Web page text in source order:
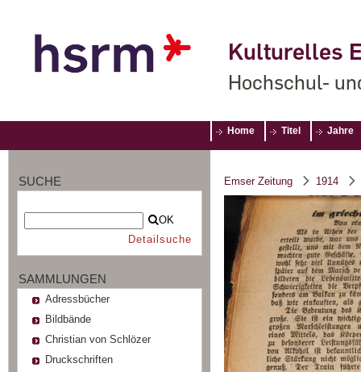
Kulturelles
Hochschul-
Home Titel Jahre
SUCHE
OK
Detailsuche
SAMMLUNGEN
Adressbücher
Bildbände
Christian von Schlözer
Druckschriften
Emser Zeitung 1914